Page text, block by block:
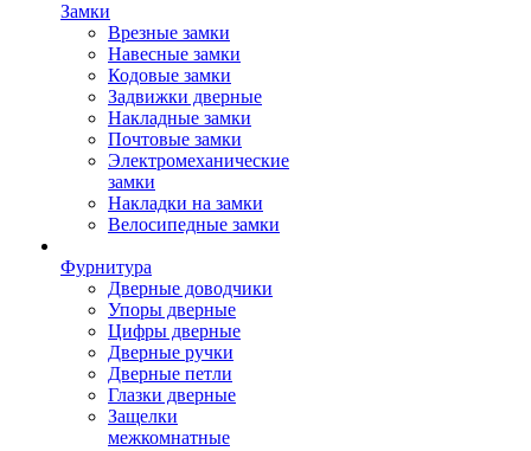
Замки
Врезные замки
Навесные замки
Кодовые замки
Задвижки дверные
Накладные замки
Почтовые замки
Электромеханические
замки
Накладки на замки
Велосипедные замки
Фурнитура
Дверные доводчики
Упоры дверные
Цифры дверные
Дверные ручки
Дверные петли
Глазки дверные
Защелки
межкомнатные